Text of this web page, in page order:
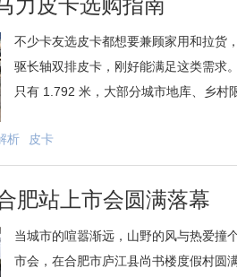
力皮卡选购指南
不少卡友选皮卡都想要兼顾家用和拉货
驱长轴双排皮卡，刚好能满足这类需求
只有 1.792 米，大部分城市地库、乡村
析 皮卡
肥站上市会圆满落幕
当城市的喧嚣渐远，山野的风与热爱撞
市会，在合肥市庐江县尚书楼度假村圆